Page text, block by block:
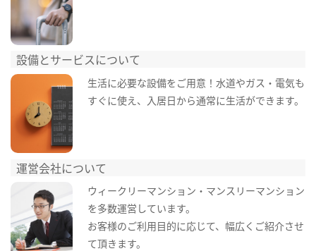
設備とサービスについて
生活に必要な設備をご用意！水道やガス・電気も
すぐに使え、入居日から通常に生活ができます。
運営会社について
ウィークリーマンション・マンスリーマンション
を多数運営しています。
お客様のご利用目的に応じて、幅広くご紹介させ
て頂きます。